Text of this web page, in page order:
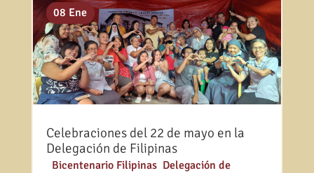
Celebraciones del 22 de mayo en la
Delegación de Filipinas
01 Jun
Bicentenario Filipinas, Delegación de
09 Mar
08 Ene